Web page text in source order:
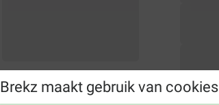
Brekz maakt gebruik van cookies